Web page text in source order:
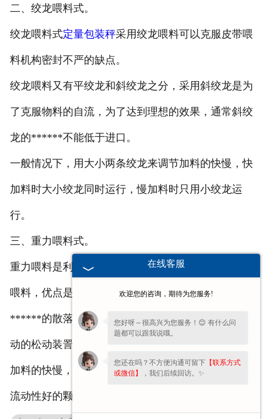
二、绞龙喂料式。
绞龙喂料式定量包装秤采用绞龙喂料可以克服皮带喂
料机构密封不严的缺点。
绞龙喂料又有平绞龙和斜绞龙之分，采用斜绞龙是为
了克服物料的自流，为了达到理想的效果，通常斜绞
龙的******不能低于进口。
一般情况下，用大小两条绞龙来调节加料的快慢，快
加料时大小绞龙同时运行，慢加料时只用小绞龙运
行。
三、重力喂料式。
重力喂料是利用物料自身的质量，以自由落体的方式
喂料，优点是不需要额外的动力，但要求物料有
******的散落性，有时为了下料均匀顺畅，还采用气
动的松动装詈。
加料的快慢，通常以大小门的开度来控制流速，适合
流动性好的颗粒物料。
在线客服
欢迎您的咨询，期待为您服务!
您好呀～很高兴为您服务！😊 有什么问
题都可以跟我说哦。
您还在吗？不方便沟通可留下 【联系方式
或微信】
，我们后续回访。✨